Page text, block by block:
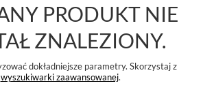
PRODUKT NIE
ZNALEZIONY.
dokładniejsze parametry. Skorzystaj z
wyszukiwarki zaawansowanej.